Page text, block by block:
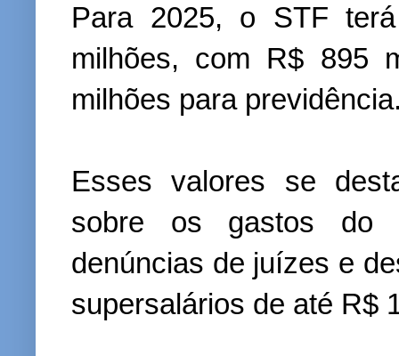
Para 2025, o STF
milhões, com R$ 895
milhões para
Esses valores se
sobre os gastos do
denúncias de juízes e
supersalários de até R$